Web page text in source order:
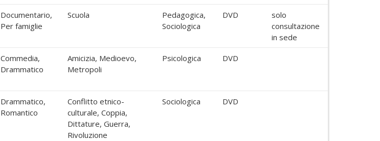
Documentario,
Per famiglie
Scuola
Pedagogica,
Sociologica
DVD
solo
consultazione
in sede
Commedia,
Drammatico
Amicizia, Medioevo,
Metropoli
Psicologica DVD
Drammatico,
Romantico
Conflitto etnico-
culturale, Coppia,
Dittature, Guerra,
Rivoluzione
Sociologica DVD